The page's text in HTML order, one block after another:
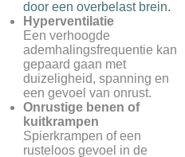
door een overbelast brein.
Hyperventilatie
Een verhoogde
ademhalingsfrequentie kan
gepaard gaan met
duizeligheid, spanning en
een gevoel van onrust.
Onrustige benen of
kuitkrampen
Spierkrampen of een
rusteloos gevoel in de